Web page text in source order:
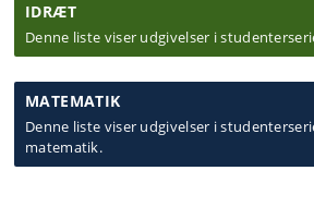
IDRÆT
Denne liste viser udgivelser i
MATEMATIK
Denne liste viser udgivelser i
matematik.